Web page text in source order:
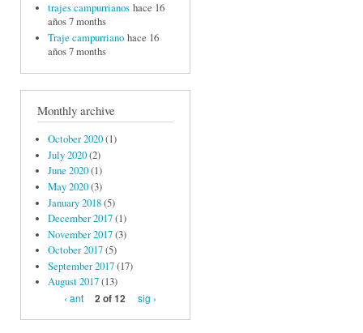
trajes campurrianos hace 16
años 7 months
Traje campurriano hace 16
años 7 months
Monthly archive
October 2020(1)
July 2020(2)
June 2020(1)
May 2020(3)
January 2018(5)
December 2017(1)
November 2017(3)
October 2017(5)
September 2017(17)
August 2017(13)
‹ ant
2 of 12 sig ›